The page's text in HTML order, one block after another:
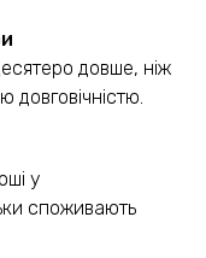
довше, ніж
у
споживають